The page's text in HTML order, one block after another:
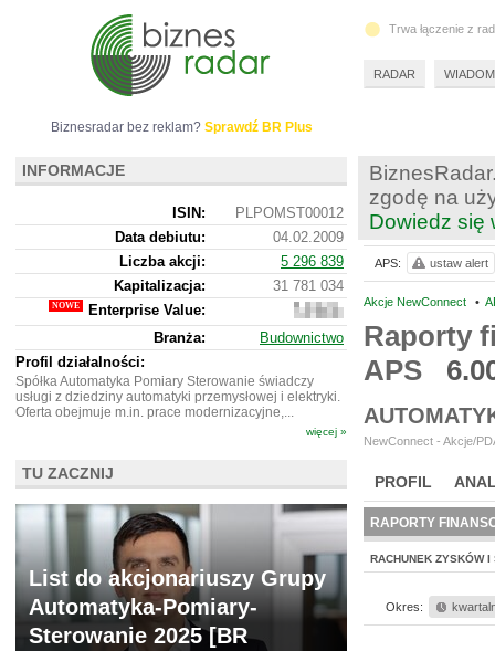
zgodę na
Dowiedz się
Akcje NewConnect •
Raporty
APS
NewConnect - Akcje/
PROFIL
BR LAB
RAPORTY
RACHUNEK ZYSKÓW I
Okres:
APS: ustaw alert
Biznesradar bez reklam? Sprawdź BR Plus
INFORMACJE
ISIN:
PLPOMST00012
Data debiutu:
04.02.2009
Liczba akcji:
5 296 839
Kapitalizacja:
31 781 034
Enterprise Value:
18
398
034
Branża:
Budownictwo
Profil działalności:
Spółka Automatyka Pomiary Sterowanie świadczy
usługi z dziedziny automatyki przemysłowej i elektryki.
Oferta obejmuje m.in. prace modernizacyjne,...
więcej »
TU ZACZNIJ
List do akcjonariuszy Grupy
Automatyka-Pomiary-
Sterowanie 2025 [BR
Trwa łączenie z
RADAR